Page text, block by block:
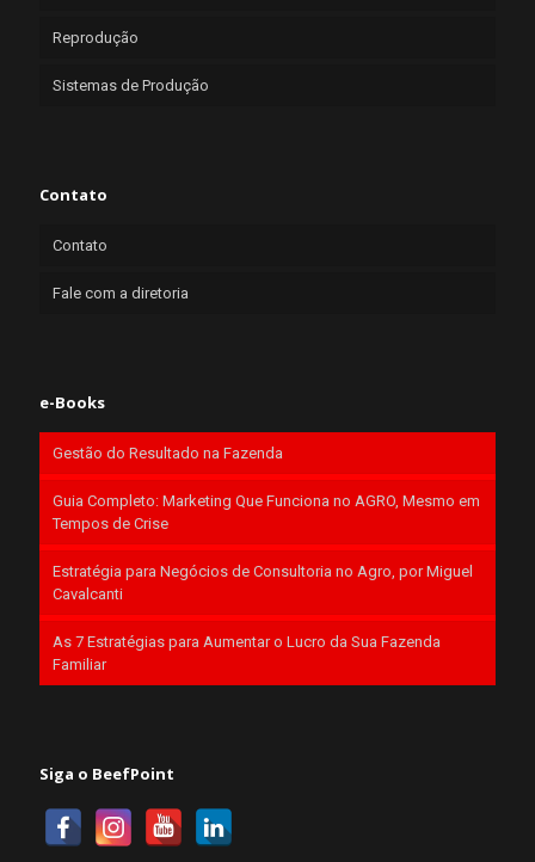
Reprodução
Sistemas de Produção
Contato
Contato
Fale com a diretoria
e-Books
Gestão do Resultado na Fazenda
Guia Completo: Marketing Que Funciona no AGRO, Mesmo em
Tempos de Crise
Estratégia para Negócios de Consultoria no Agro, por Miguel
Cavalcanti
As 7 Estratégias para Aumentar o Lucro da Sua Fazenda
Familiar
Siga o BeefPoint